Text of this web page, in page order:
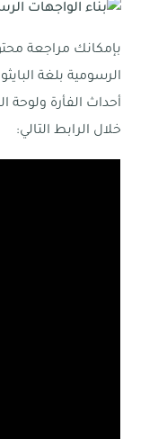
بإمكانك مراجعة
الرسومية بلغة
أحداث الفأرة ولوحة
خلال الرابط التالي: